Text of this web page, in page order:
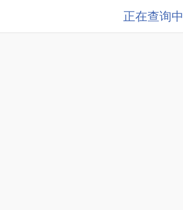
正在查询中